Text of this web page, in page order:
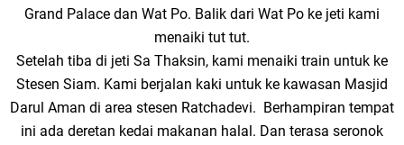
Grand Palace dan Wat Po. Balik dari Wat Po ke jeti kami
menaiki tut tut.
Setelah tiba di jeti Sa Thaksin, kami menaiki train untuk ke
Stesen Siam. Kami berjalan kaki untuk ke kawasan Masjid
Darul Aman di area stesen Ratchadevi. Berhampiran tempat
ini ada deretan kedai makanan halal. Dan terasa seronok